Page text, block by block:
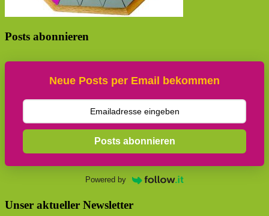
Posts abonnieren
Neue Posts per Email bekommen
Posts abonnieren
Powered by
Unser aktueller Newsletter